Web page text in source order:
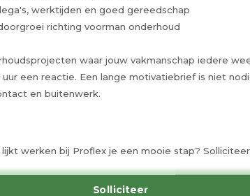
werktijden en goed gereedschap
richting voorman onderhoud
waar jouw vakmanschap iedere
een reactie. Een lange motivatiebrief is niet
en buitenwerk.
werken bij Proflex je een mooie stap?
Solliciteer